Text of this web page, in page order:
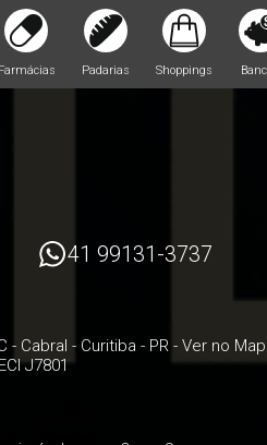
Farmácias Padarias Shoppings
41 99131-3737
- Cabral - Curitiba - PR- Ver no
J7801